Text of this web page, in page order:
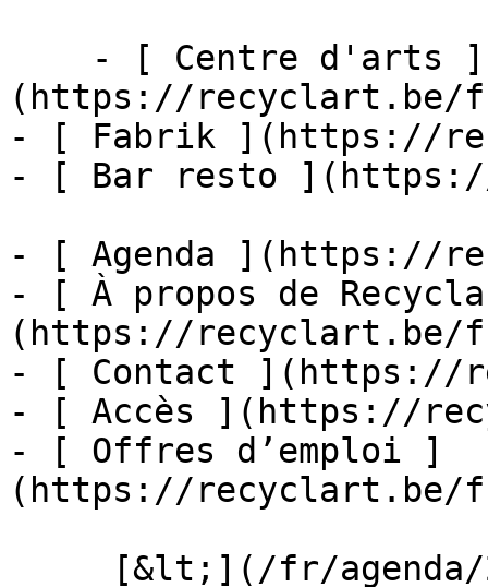
(https://recyclart.be/
- [ Fabrik ](https://
- [ Bar resto
- [ Agenda ](https://
- [ À propos de
(https://recyclart.be/
- [ Contact ](https://
- [ Accès ](https://
- [ Offres d’emploi ]
(https://recyclart.be/